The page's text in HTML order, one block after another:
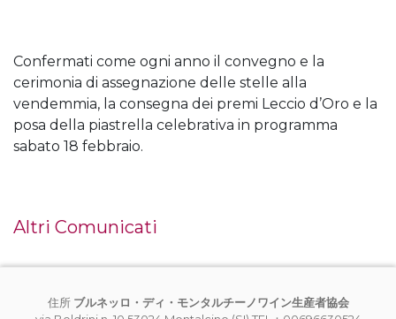
Confermati come ogni anno il convegno e la
cerimonia di assegnazione delle stelle alla
vendemmia, la consegna dei premi Leccio d’Oro e la
posa della piastrella celebrativa in programma
sabato 18 febbraio.
Altri Comunicati
住所 ブルネッロ・ディ・モンタルチーノワイン生産者協会